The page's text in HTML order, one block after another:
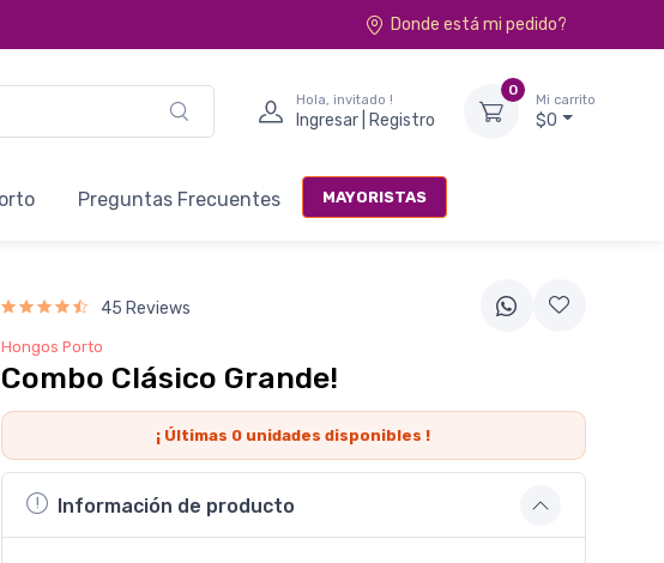
Donde está mi pedido?
Hola, invitado !
Ingresar | Registro
0
Mi carrito
$0
Preguntas Frecuentes MAYORISTAS
45 Reviews
Hongos Porto
Combo Clásico Grande!
¡ Últimas 0 unidades disponibles !
Información de producto